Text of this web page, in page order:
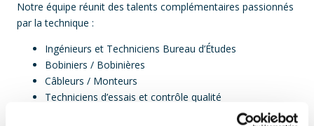
Notre équipe réunit des talents complémentaires passionnés
par la technique :
Ingénieurs et Techniciens Bureau d’Études
Bobiniers / Bobinières
Câbleurs / Monteurs
Techniciens d’essais et contrôle qualité